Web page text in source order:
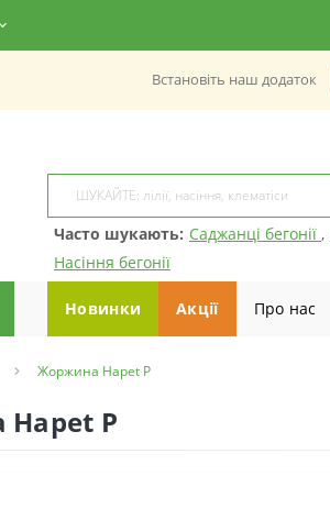
Встановiть наш додаток
Часто шукають: Саджанці бегонії ,
Насіння бегонії
Новинки Акції Про нас
Жоржина Hapet P
P